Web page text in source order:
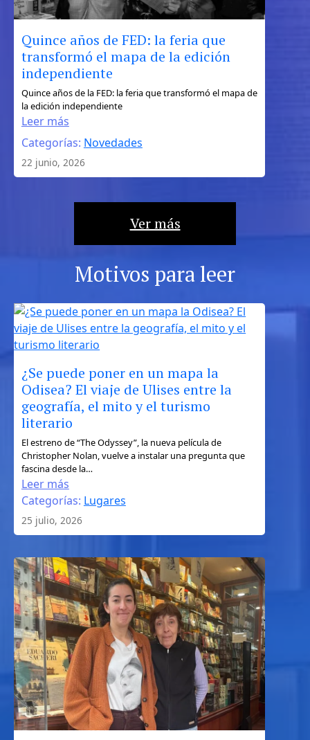
Quince años de FED: la feria que
transformó el mapa de la edición
independiente
Quince años de la FED: la feria que transformó el mapa de
la edición independiente
Leer más
:
Quince
años
de
FED:
la
edición
independiente
Categorías: Novedades
22 junio, 2026
Ver más
Motivos para leer
¿Se puede poner en un mapa la
Odisea? El viaje de Ulises entre la
geografía, el mito y el turismo
literario
El estreno de “The Odyssey”, la nueva película de
Christopher Nolan, vuelve a instalar una pregunta que
fascina desde la…
Leer más
:
¿Se
puede
poner
un
la
Odisea?
El
viaje
de
Ulises
entre
la
geografía,
el
mito
Categorías: Lugares
25 julio, 2026